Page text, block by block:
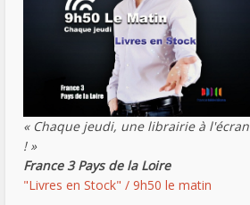
« Chaque jeudi, une librairie à l'écran
! »
France 3 Pays de la Loire
"Livres en Stock" / 9h50 le matin